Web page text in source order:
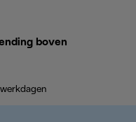
boven